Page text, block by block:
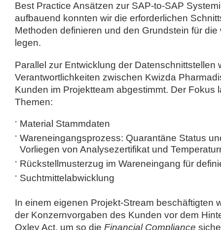
Best Practice Ansätzen zur SAP-to-SAP
aufbauend konnten wir die erforderlichen
Methoden definieren und den Grundstein für
legen.
Parallel zur Entwicklung der Datenschnittstellen
Verantwortlichkeiten zwischen Kwizda
Kunden im Projektteam abgestimmt. Der Fokus
Themen:
Material Stammdaten
Wareneingangsprozess: Quarantäne Status
Vorliegen von Analysezertifikat und
Rückstellmusterzug im Wareneingang für
Suchtmittelabwicklung
In einem eigenen Projekt-Stream beschäftigten
der Konzernvorgaben des Kunden vor dem
Oxley Act, um so die Financial Compliance